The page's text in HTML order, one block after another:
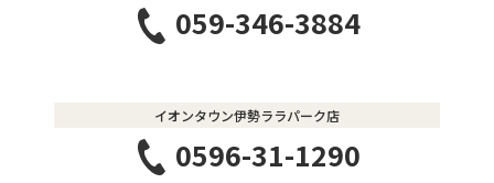
059-346-3884
イオンタウン伊勢ララパーク店
0596-31-1290